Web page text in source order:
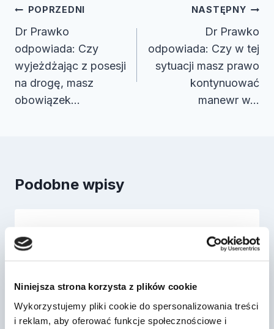
Niniejsza strona korzysta z plików cookie
Wykorzystujemy pliki cookie do spersonalizowania treści
i reklam, aby oferować funkcje społecznościowe i
Nawigacja
wpisu
POPRZEDNI
Dr Prawko
odpowiada: Czy
wyjeżdżając z posesji
na drogę, masz
obowiązek…
NASTĘPNY
Dr Prawko
odpowiada: Czy w tej
sytuacji masz prawo
kontynuować
manewr w…
Podobne wpisy
Dr Prawko odpowiada: Czy chcąc
wysadzić pasażera, masz prawo
Przez 2022-03-13